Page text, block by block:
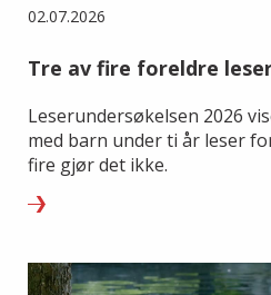
02.07.2026
Tre av fire foreldre
Leserundersøkelsen 2026
med barn under ti år leser
fire gjør det ikke.